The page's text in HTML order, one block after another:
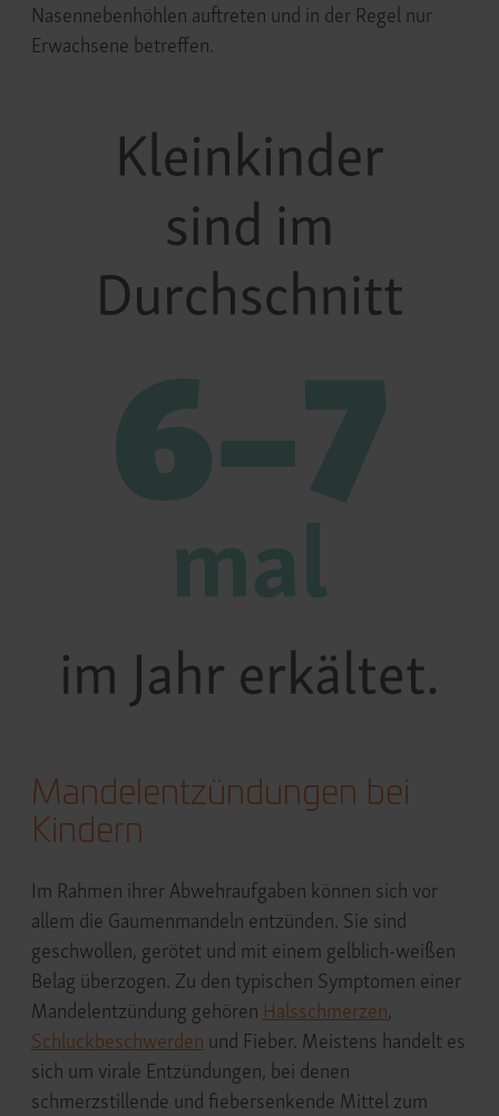
Nasennebenhöhlen auftreten und in der Regel nur
Erwachsene betreffen.
Mandelentzündungen bei
Kindern
Im Rahmen ihrer Abwehraufgaben können sich vor
allem die Gaumenmandeln entzünden. Sie sind
geschwollen, gerötet und mit einem gelblich-weißen
Belag überzogen. Zu den typischen Symptomen einer
Mandelentzündung gehören Halsschmerzen,
Schluckbeschwerden und Fieber. Meistens handelt es
sich um virale Entzündungen, bei denen
schmerzstillende und fiebersenkende Mittel zum